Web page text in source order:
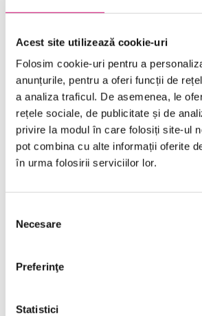
Acest site utilizează cookie-uri
Folosim cookie-uri pentru a
anunțurile, pentru a oferi funcții de
a analiza traficul. De asemenea, le
rețele sociale, de publicitate și de
privire la modul în care folosiți site-ul
pot combina cu alte informații oferite
în urma folosirii serviciilor lor.
consimțământului
Necesare
Preferinţe
Statistici
Categorii de Cursuri
Comunicare(56)
Dezvoltare personală și profesională
Marketing(19)